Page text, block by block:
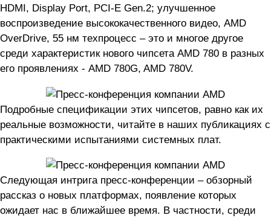
HDMI, Display Port, PCI-E Gen.2; улучшенное
воспроизведение высококачественного видео, AMD
OverDrive, 55 нм техпроцесс – это и многое другое
среди характеристик нового чипсета AMD 780 в разных
его проявлениях - AMD 780G, AMD 780V.
Подробные спецификации этих чипсетов, равно как их
реальные возможности, читайте в наших публикациях с
практическими испытаниями системных плат.
Следующая интрига пресс-конференции – обзорный
рассказ о новых платформах, появление которых
ожидает нас в ближайшее время. В частности, среди